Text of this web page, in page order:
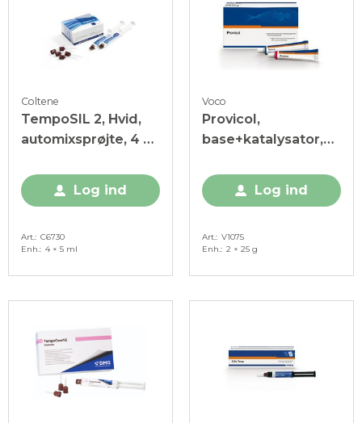
Coltene
TempoSIL 2, Hvid,
automixsprøjte, 4 x
Log ind
Art.
C6730
Enh.
4 × 5 ml
Voco
Provicol,
base+katalysator,
Log ind
Art.
V1075
Enh.
2 × 25 g